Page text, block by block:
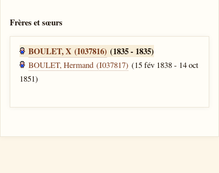
Frères et sœurs
BOULET, X (I037816) (1835 - 1835)
BOULET, Hermand (I037817) (15 fév 1838 - 14 oct
1851)